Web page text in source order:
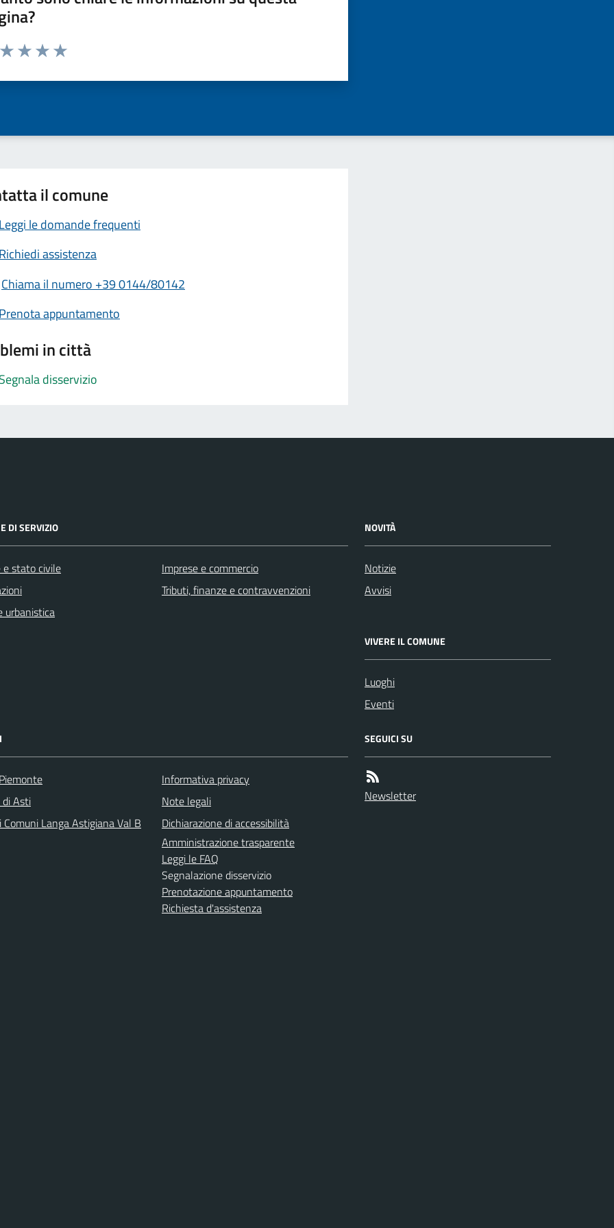
da 1 a 5 stelle la pagina
il comune
le domande frequenti
assistenza
Chiama il numero +39 0144/80142
appuntamento
in città
disservizio
DI SERVIZIO
e stato civile
urbanistica
Imprese e commercio
Tributi, finanze e contravvenzioni
NOVITÀ
Notizie
Avvisi
VIVERE IL COMUNE
Luoghi
Eventi
Asti
Comuni Langa Astigiana Val B
Informativa privacy
Note legali
Dichiarazione di accessibilità
Amministrazione trasparente
Leggi le FAQ
Segnalazione disservizio
Prenotazione appuntamento
Richiesta d'assistenza
SEGUICI SU
Newsletter